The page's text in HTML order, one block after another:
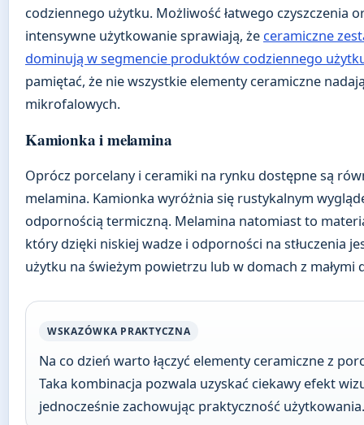
codziennego użytku. Możliwość łatwego czyszczenia
intensywne użytkowanie sprawiają, że ceramiczne
dominują w segmencie produktów codziennego
pamiętać, że nie wszystkie elementy ceramiczne
mikrofalowych.
Kamionka i melamina
Oprócz porcelany i ceramiki na rynku dostępne są
melamina. Kamionka wyróżnia się rustykalnym
odpornością termiczną. Melamina natomiast to
który dzięki niskiej wadze i odporności na stłuczenia
użytku na świeżym powietrzu lub w domach z małymi
WSKAZÓWKA PRAKTYCZNA
Na co dzień warto łączyć elementy ceramiczne z
Taka kombinacja pozwala uzyskać ciekawy efekt
jednocześnie zachowując praktyczność użytkowania.